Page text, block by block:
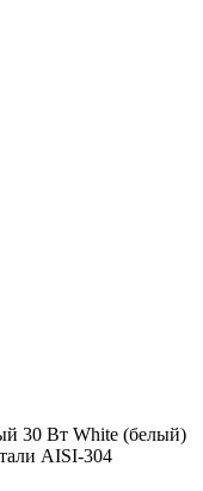
30 Вт White (белый)
AISI-304